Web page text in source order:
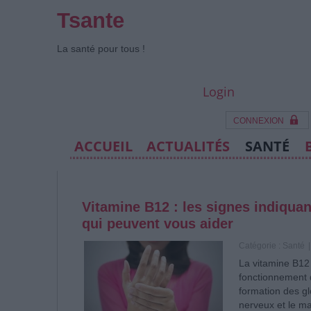
Tsante
La santé pour tous !
Login
CONNEXION
ACCUEIL ACTUALITÉS SANTÉ
Vitamine B12 : les signes
qui peuvent vous aider
La vitamine
fonctionnement
formation des
nerveux et le